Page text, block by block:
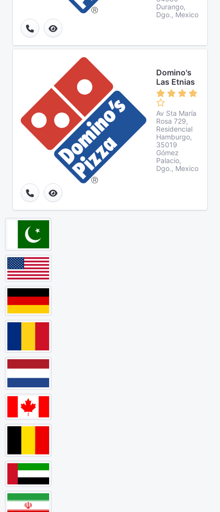
Durango,
Dgo., Mexico
Domino's
Las Etnias
Av Sta María
Rosa 729,
Residencial
Hamburgo,
35019
Gómez
Palacio,
Dgo., Mexico